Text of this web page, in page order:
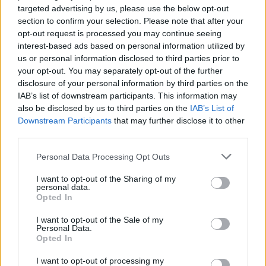
targeted advertising by us, please use the below opt-out
section to confirm your selection. Please note that after your
opt-out request is processed you may continue seeing
interest-based ads based on personal information utilized by
us or personal information disclosed to third parties prior to
your opt-out. You may separately opt-out of the further
disclosure of your personal information by third parties on the
IAB’s list of downstream participants. This information may
also be disclosed by us to third parties on the IAB’s List of
Downstream Participants that may further disclose it to other
Personal Data Processing Opt Outs
I want to opt-out of the Sharing of my
personal data.
Opted In
I want to opt-out of the Sale of my
Personal Data.
Opted In
I want to opt-out of processing my
Os prémios não são nada estranhos a esta empresa
vinícola de Telhado que recentemente venceu o
prémio Medalha de Bronze – Decanter World Wine
Awards 2025 com o Alvarinho Barricas de Carvalho
Awards, que já vai na 22.ª edição, sendo uma das mais
importantes competições mundiais no setor. Dentro do
vasto leque a concurso, esta marca famalicense
obteve 89 pontos. Também obteve a Medalha de
Prata no Concurso Mundial de Bruxelas, Alvarinho
Reserva 2022 (estagiada em barrica de carvalho).
Os vinhos verdes Quinta das Pirâmides são produzidos